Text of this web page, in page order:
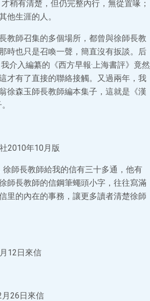
稍有清楚，但仍完整內行，無從置喙；
他生涯的人。
教師召集的多個場所，都曾與徐師長教
時也只是召喚一聲，簡直沒有扳談。后
介入編纂的《西方早報·上海書評》竟然
才有了直接的聯絡接觸。又過兩年，我
徐森玉師長教師編本集子，這就是《漢
2010年10月版
師長教師給我的信有三十多通，他有
師長教師的信鋼筆蠅頭小字，往往寫滿
里的內在的事務，讓更多讀者清楚徐師
12日來信
26日來信